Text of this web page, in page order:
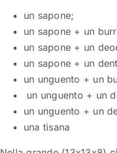
un sapone;
un sapone + un
un sapone + un
un sapone + un
un unguento + un
un unguento + un
un unguento + un
una tisana